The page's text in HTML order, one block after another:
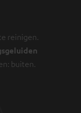
reinigen.
buiten.